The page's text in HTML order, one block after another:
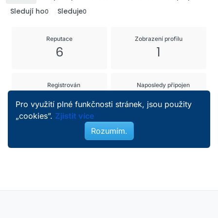
Sledují ho0 Sleduje0
Reputace
6
Zobrazení profilu
1
Registrován Naposledy připojen
Pro využití plné funkčnosti stránek, jsou použity
„cookies”. Zjistit více
Rozumím.